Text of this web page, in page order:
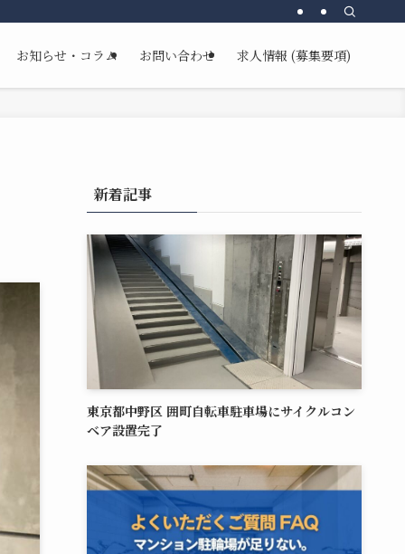
お知らせ・コラム お問い合わせ 求人情報 (募集要項)
新着記事
東京都中野区 囲町自転車駐車場にサイクルコン
ベア設置完了